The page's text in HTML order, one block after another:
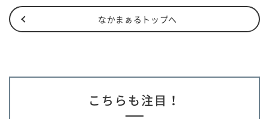
なかまぁるトップへ
こちらも注目！